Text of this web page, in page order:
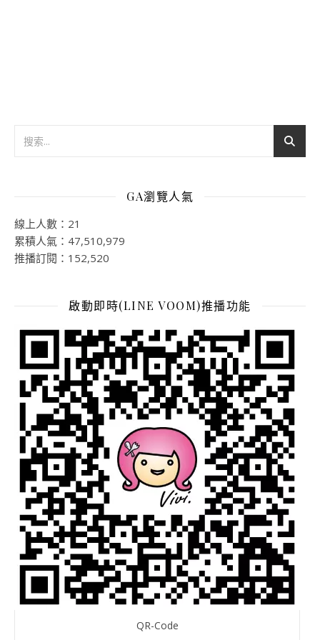
GA瀏覽人氣
線上人數：21
累積人氣：47,510,979
推播訂閱：152,520
啟動即時(LINE VOOM)推播功能
QR-Code